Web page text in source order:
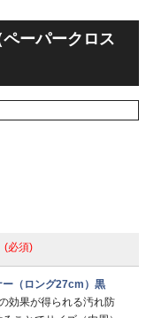
ーパークロス
(必須)
（ロング27cm）黒
効果が得られる汚れ防